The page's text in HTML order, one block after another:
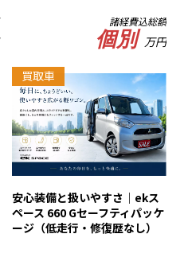
諸経費込総額
個別 万円
買取車
安心装備と扱いやすさ｜ekス
ペース 660 Gセーフティパッケ
ージ（低走行・修復歴なし）